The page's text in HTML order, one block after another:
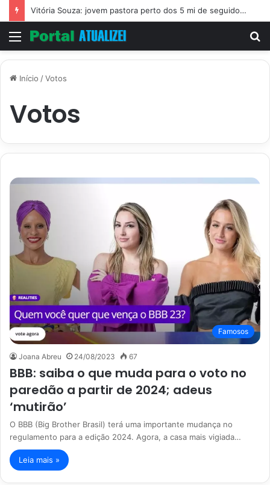
Vitória Souza: jovem pastora perto dos 5 mi de seguidores na web
Menu
Início /Votos
Votos
Famosos
Joana Abreu 24/08/2023 67
BBB: saiba o que muda para o voto no
paredão a partir de 2024; adeus
‘mutirão’
O BBB (Big Brother Brasil) terá uma importante mudança no
regulamento para a edição 2024. Agora, a casa mais vigiada…
Leia mais »